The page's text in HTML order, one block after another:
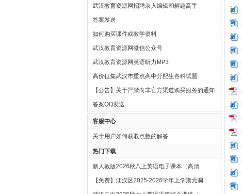
武汉教育资源网招聘录入编辑和解题高手
答案发送
如何购买课件或教学资料
武汉教育资源网微信公众号
武汉教育资源网英语听力MP3
高价征集武汉市重点高中分配生各科试题
【公告】关于严禁向非官方渠道购买服务的通知
答案QQ发送
客服中心
关于用户如何获取点数的解答
热门下载
新人教版2026秋八上英语电子课本（高清
【免费】江汉区2025-2026学年上学期元调